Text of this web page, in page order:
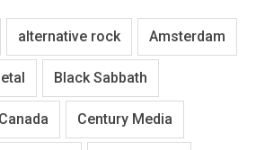
alternative rock Amsterdam
Black Sabbath
Canada Century Media